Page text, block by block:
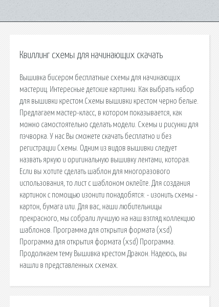
Квиллинг схемы для начинающих скачать
Вышивка бисером бесплатные схемы для начинающих
мастериц. Интересные детские картинки. Как выбрать набор
для вышивки крестом.Схемы вышивки крестом черно белые.
Предлагаем мастер-класс, в котором показывается, как
можно самостоятельно сделать модели. Схемы и рисунки для
пэчворка. У нас Вы сможете скачать бесплатно и без
регистрации Схемы. Одним из видов вышивки следует
назвать яркую и оригинальную вышивку лентами, которая.
Если вы хотите сделать шаблон для многоразового
использования, то лист с шаблоном оклейте. Для создания
картинок с помощью изонити понадобятся: - изонить схемы -
картон, бумага или. Для вас, наши любительницы
прекрасного, мы собрали лучшую на наш взгляд коллекцию
шаблонов. Программа для открытия формата (xsd)
Программа для открытия формата (xsd) Программа.
Продолжаем тему Вышивка крестом Дракон. Надеюсь, вы
нашли в представленных схемах.